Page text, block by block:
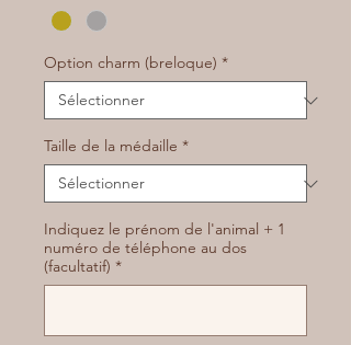
Option charm (breloque) *
Taille de la médaille *
Indiquez le prénom de l'animal + 1
numéro de téléphone au dos
(facultatif) *